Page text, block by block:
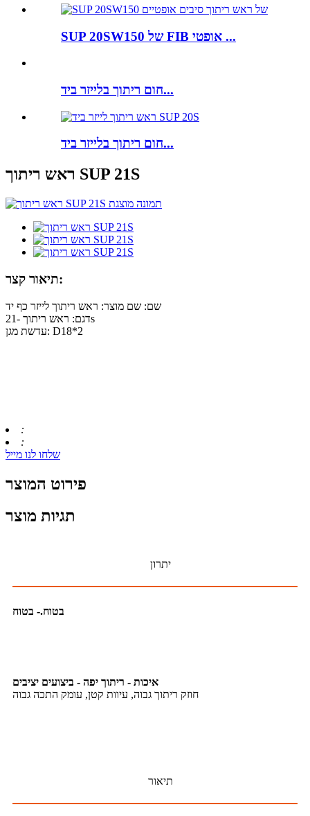
SUP 20SW150 של FIB אופטי ...
חום ריתוך בלייזר ביד...
חום ריתוך בלייזר ביד...
ראש ריתוך SUP 21S
תיאור קצר:
שם: שם מוצר: ראש ריתוך לייזר כף יד
דגם: ראש ריתוך -21s
עדשת מגן: D18*2
:
:
שלחו לנו מייל
פירוט המוצר
תגיות מוצר
יתרון
בטוח.- בטוח
איכות - ריתוך יפה - ביצועים יציבים
חוזק ריתוך גבוה, עיוות קטן, עומק התכה גבוה
תיאור